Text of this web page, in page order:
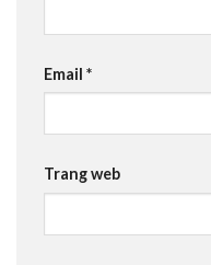
Email *
Trang web